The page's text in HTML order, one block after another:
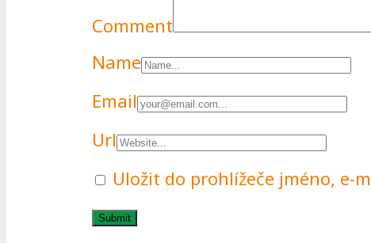
Comment
Name
Email
Url
Uložit do prohlížeče jméno, e-